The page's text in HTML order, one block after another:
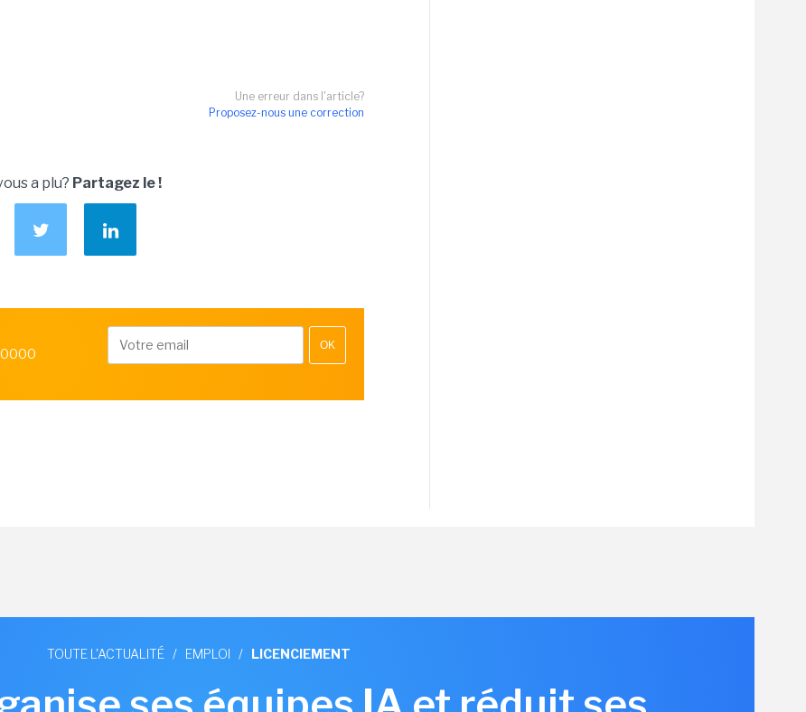
Une erreur dans l'article?
Proposez-nous une correction
a plu? Partagez le !
OK
TOUTE L'ACTUALITÉ / EMPLOI / LICENCIEMENT